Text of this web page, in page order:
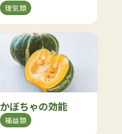
理気類
かぼちゃの効能
補益類